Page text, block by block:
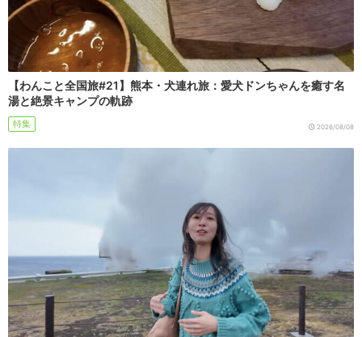
【わんこと全国旅#21】熊本・犬連れ旅：愛犬ドンちゃんを癒す名
湯と絶景キャンプの軌跡
特集 2026/08/08